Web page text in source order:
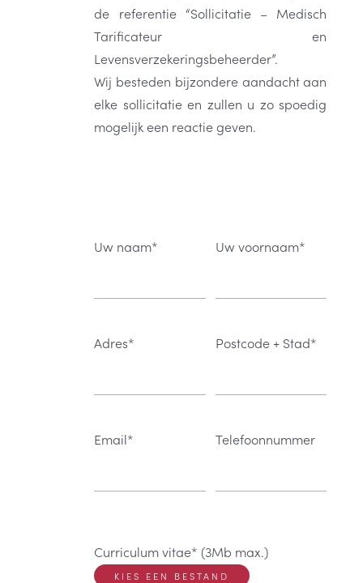
de referentie “Sollicitatie – Medisch
Tarificateur en
Levensverzekeringsbeheerder”.
Wij besteden bijzondere aandacht aan
elke sollicitatie en zullen u zo spoedig
mogelijk een reactie geven.
Uw naam* Uw voornaam*
Adres* Postcode + Stad*
Email* Telefoonnummer
Curriculum vitae* (3Mb max.)
KIES EEN BESTAND